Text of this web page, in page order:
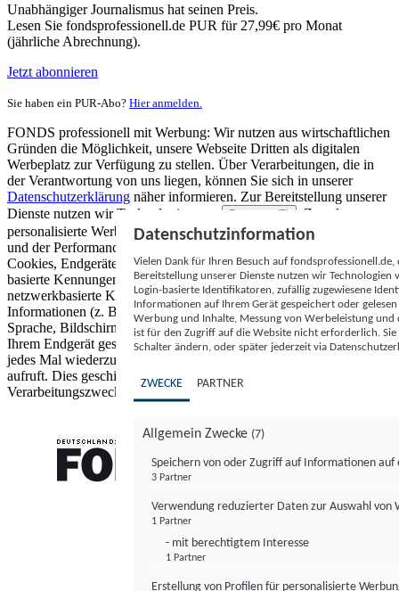
Unabhängiger Journalismus hat seinen Preis.
Lesen Sie fondsprofessionell.de PUR für 27,99€ pro Monat
(jährliche Abrechnung).
Jetzt abonnieren
Sie haben ein PUR-Abo? Hier anmelden.
FONDS professionell mit Werbung: Wir nutzen aus wirtschaftlichen
Gründen die Möglichkeit, unsere Webseite Dritten als digitalen
Werbeplatz zur Verfügung zu stellen. Über Verarbeitungen, die in
der Verantwortung von uns liegen, können Sie sich in unserer
Datenschutzerklärung näher informieren. Zur Bereitstellung unserer
Dienste nutzen wir Technologien von
Partnern (5)
. Zwecke:
personalisierte Werbung und Inhalte, Messung von Werbeleistung
und der Performance von Inhalten sowie Zielgruppenforschung.
Cookies, Endgeräte- oder ähnliche Online-Kennungen (z. B. login-
basierte Kennungen, zufällig generierte Kennungen,
netzwerkbasierte Kennungen) können zusammen mit anderen
Informationen (z. B. Browsertyp und Browserinformationen,
Sprache, Bildschirmgröße, unterstützte Technologien usw.) auf
Ihrem Endgerät gespeichert oder von dort ausgelesen werden, um es
jedes Mal wiederzuerkennen, wenn es eine App oder einer Webseite
aufruft. Dies geschieht für einen oder mehrere der hier aufgeführten
Verarbeitungszwecke.
Datenschutzinformation
Vielen Dank für Ihren Besuch auf
Bereitstellung unserer Dienste nutzen wir Technologien
Login-basierte Identifikatoren, zufällig zugewiesene
Informationen auf Ihrem Gerät gespeichert oder
Werbung und Inhalte, Messung von Werbeleistung
ist für den Zugriff auf die Website nicht erforderlich.
Schalter ändern, oder später jederzeit via
ZWECKE PARTNER
Allgemein Zwecke (7)
Speichern von oder Zugriff auf Informationen auf
3 Partner
Verwendung reduzierter Daten zur Auswahl von
1 Partner
- mit berechtigtem Interesse
1 Partner
Erstellung von Profilen für personalisierte
FONDS professionell